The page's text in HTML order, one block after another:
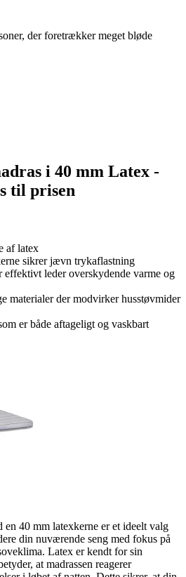
der foretrækker meget bløde
i 40 mm Latex -
til prisen
af latex
sikrer jævn trykaflastning
effektivt leder overskydende varme og
materialer der modvirker husstøvmider
er både aftageligt og vaskbart
en 40 mm latexkerne er et ideelt valg
din nuværende seng med fokus på
Latex er kendt for sin
at madrassen reagerer